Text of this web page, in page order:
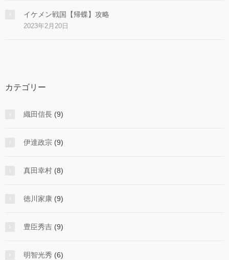
イケメン戦国【帰蝶】攻略
2023年2月20日
カテゴリー
織田信長 (9)
伊達政宗 (9)
真田幸村 (8)
徳川家康 (9)
豊臣秀吉 (9)
明智光秀 (6)